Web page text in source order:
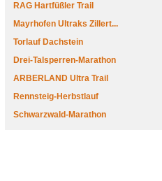
RAG Hartfüßler Trail
Mayrhofen Ultraks Zillert...
Torlauf Dachstein
Drei-Talsperren-Marathon
ARBERLAND Ultra Trail
Rennsteig-Herbstlauf
Schwarzwald-Marathon